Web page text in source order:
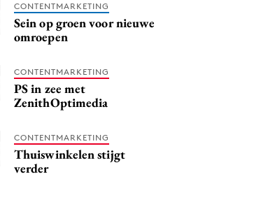
CONTENTMARKETING
Sein op groen voor nieuwe
omroepen
CONTENTMARKETING
PS in zee met
ZenithOptimedia
CONTENTMARKETING
Thuiswinkelen stijgt
verder